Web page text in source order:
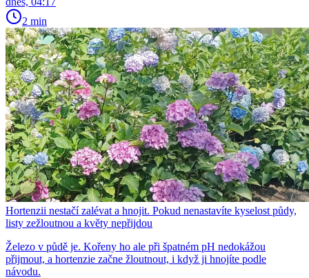
2 min
Hortenzii nestačí zalévat a hnojit. Pokud nenastavíte kyselost půdy,
listy zežloutnou a květy nepřijdou
Železo v půdě je. Kořeny ho ale při špatném pH nedokážou
přijmout, a hortenzie začne žloutnout, i když ji hnojíte podle
návodu.